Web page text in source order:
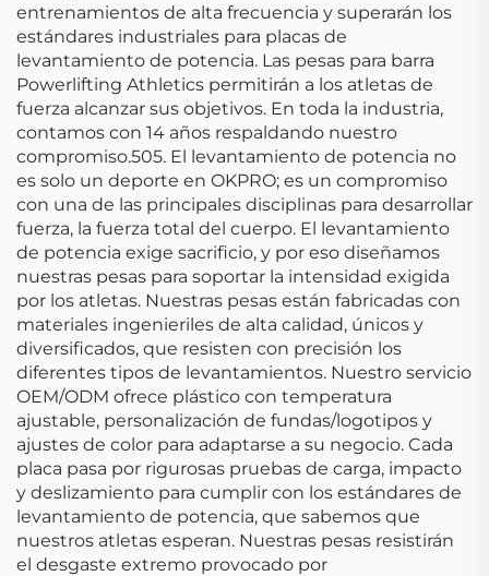
entrenamientos de alta frecuencia y superarán los
estándares industriales para placas de
levantamiento de potencia. Las pesas para barra
Powerlifting Athletics permitirán a los atletas de
fuerza alcanzar sus objetivos. En toda la industria,
contamos con 14 años respaldando nuestro
compromiso.505. El levantamiento de potencia no
es solo un deporte en OKPRO; es un compromiso
con una de las principales disciplinas para desarrollar
fuerza, la fuerza total del cuerpo. El levantamiento
de potencia exige sacrificio, y por eso diseñamos
nuestras pesas para soportar la intensidad exigida
por los atletas. Nuestras pesas están fabricadas con
materiales ingenieriles de alta calidad, únicos y
diversificados, que resisten con precisión los
diferentes tipos de levantamientos. Nuestro servicio
OEM/ODM ofrece plástico con temperatura
ajustable, personalización de fundas/logotipos y
ajustes de color para adaptarse a su negocio. Cada
placa pasa por rigurosas pruebas de carga, impacto
y deslizamiento para cumplir con los estándares de
levantamiento de potencia, que sabemos que
nuestros atletas esperan. Nuestras pesas resistirán
el desgaste extremo provocado por